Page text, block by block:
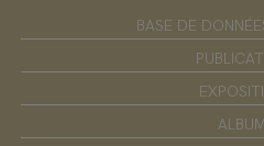
BASE DE